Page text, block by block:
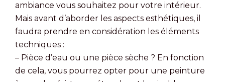
ambiance vous souhaitez pour votre intérieur.
Mais avant d’aborder les aspects esthétiques, il
faudra prendre en considération les éléments
techniques :
– Pièce d’eau ou une pièce sèche ? En fonction
de cela, vous pourrez opter pour une peinture